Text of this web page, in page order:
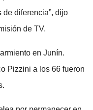
de diferencia”, dijo
de TV.
en Junín.
Pizzini a los 66 fueron